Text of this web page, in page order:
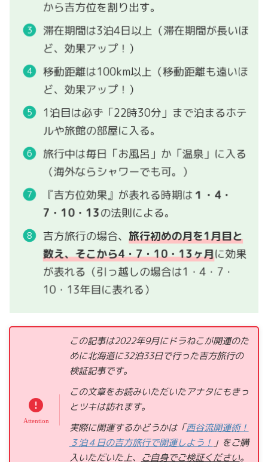
から吉方位を割り出す。
滞在期間は3泊4日以上（滞在期間が長いほ
ど、効果アップ！）
移動距離は100km以上（移動距離も遠いほ
ど、効果アップ！）
1泊目は必ず「22時30分」まで泊まるホテ
ルや旅館の部屋に入る。
旅行中は毎日「お風呂」か「温泉」に入る
（海外ならシャワーでも可。）
『吉方位効果』が表れる時期は１・4・
7・10・13の法則による。
吉方旅行の場合、 旅行初めの月を1月目と
数え、そこから4・7・10・13ヶ月に効果
が表れる（引っ越しの場合は1・4・7・
10・13年目に表れる）
この記事は2022年9月にドラねこが開運のた
めに北海道に32泊33日で行った吉方旅行の
検証記事です。
この文章をお読みいただいたアナタにもきっ
とツキは訪れます。
実際に開運するかどうかは「西谷流開運術！
３泊４日の吉方旅行で開運しよう！ 」をご購
入いただいた上、 ご自身でご検証ください。